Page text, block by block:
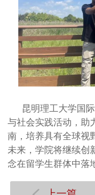
昆明理工大学国
与社会实践活动，助
南，培养具有全球视
未来，学院将继续创
念在留学生群体中落